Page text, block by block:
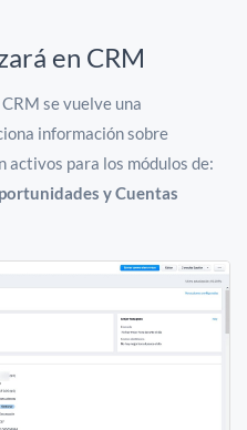
en CRM
se vuelve una
información sobre
para los módulos de:
y Cuentas